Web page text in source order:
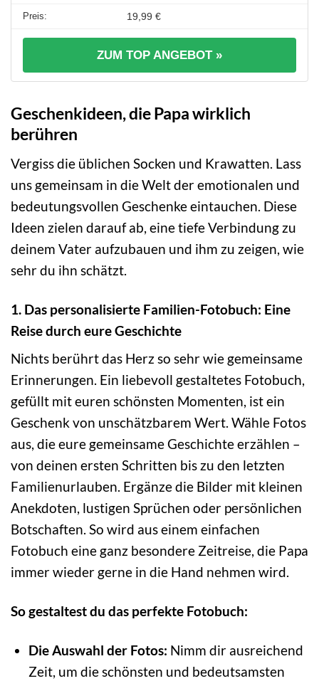
19,99 €
ZUM TOP ANGEBOT »
Geschenkideen, die Papa wirklich
berühren
Vergiss die üblichen Socken und Krawatten. Lass
uns gemeinsam in die Welt der emotionalen und
bedeutungsvollen Geschenke eintauchen. Diese
Ideen zielen darauf ab, eine tiefe Verbindung zu
deinem Vater aufzubauen und ihm zu zeigen, wie
sehr du ihn schätzt.
1. Das personalisierte Familien-Fotobuch: Eine
Reise durch eure Geschichte
Nichts berührt das Herz so sehr wie gemeinsame
Erinnerungen. Ein liebevoll gestaltetes Fotobuch,
gefüllt mit euren schönsten Momenten, ist ein
Geschenk von unschätzbarem Wert. Wähle Fotos
aus, die eure gemeinsame Geschichte erzählen –
von deinen ersten Schritten bis zu den letzten
Familienurlauben. Ergänze die Bilder mit kleinen
Anekdoten, lustigen Sprüchen oder persönlichen
Botschaften. So wird aus einem einfachen
Fotobuch eine ganz besondere Zeitreise, die Papa
immer wieder gerne in die Hand nehmen wird.
So gestaltest du das perfekte Fotobuch:
Die Auswahl der Fotos: Nimm dir ausreichend
Zeit, um die schönsten und bedeutsamsten